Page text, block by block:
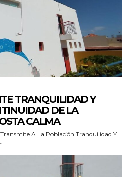
TRANQUILIDAD Y
DE LA
CALMA
A La Población Tranquilidad Y